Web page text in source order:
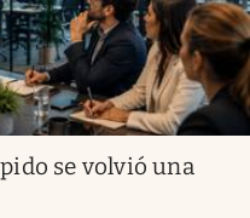
se volvió una